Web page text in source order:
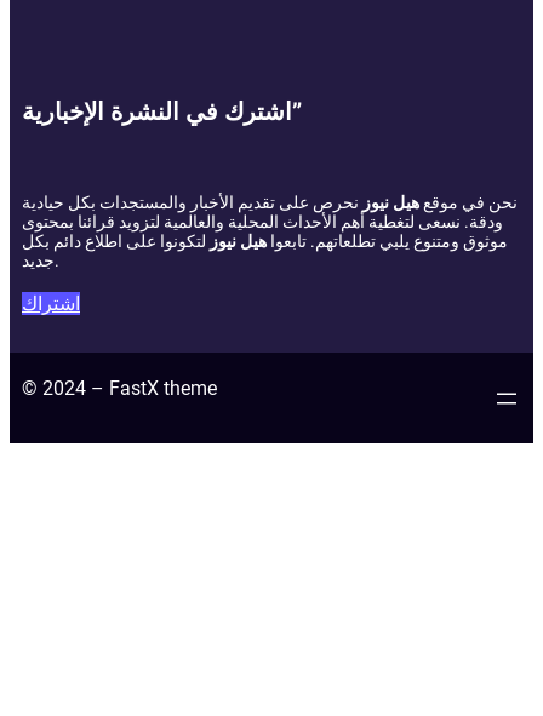
اشترك في النشرة الإخبارية”
نحن في موقعهيل نيوز نحرص على تقديم الأخبار والمستجدات بكل حيادية
ودقة. نسعى لتغطية أهم الأحداث المحلية والعالمية لتزويد قرائنا بمحتوى
موثوق ومتنوع يلبي تطلعاتهم. تابعوا هيل نيوز لتكونوا على اطلاع دائم بكل
جديد.
اشتراك
© 2024 – FastX theme